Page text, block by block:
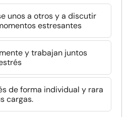
unos a otros y a discutir
estresantes
y trabajan juntos
de forma individual y rara
cargas.